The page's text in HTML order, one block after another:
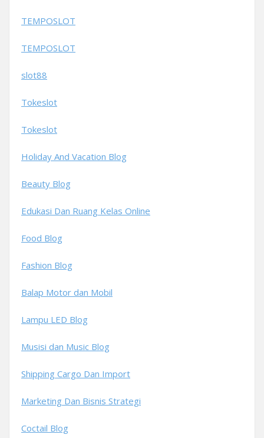
TEMPOSLOT
TEMPOSLOT
slot88
Tokeslot
Tokeslot
Holiday And Vacation Blog
Beauty Blog
Edukasi Dan Ruang Kelas Online
Food Blog
Fashion Blog
Balap Motor dan Mobil
Lampu LED Blog
Musisi dan Music Blog
Shipping Cargo Dan Import
Marketing Dan Bisnis Strategi
Coctail Blog